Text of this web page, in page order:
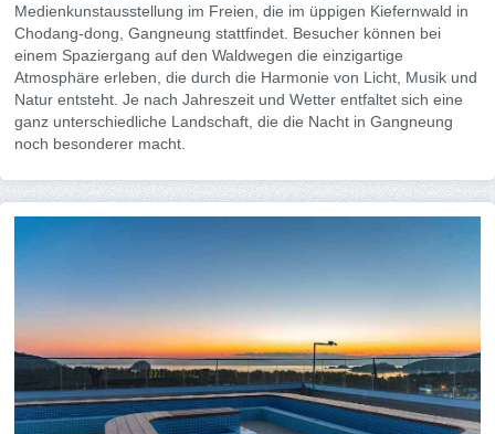
Medienkunstausstellung im Freien, die im üppigen Kiefernwald in
Chodang-dong, Gangneung stattfindet. Besucher können bei
einem Spaziergang auf den Waldwegen die einzigartige
Atmosphäre erleben, die durch die Harmonie von Licht, Musik und
Natur entsteht. Je nach Jahreszeit und Wetter entfaltet sich eine
ganz unterschiedliche Landschaft, die die Nacht in Gangneung
noch besonderer macht.